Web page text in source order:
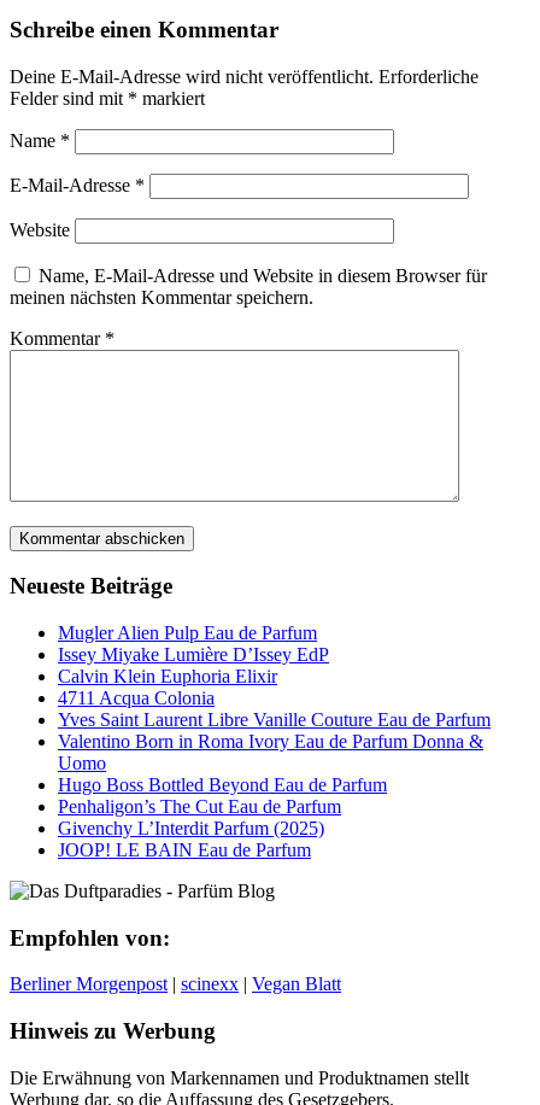
Schreibe einen Kommentar
Deine E-Mail-Adresse wird nicht veröffentlicht. Erforderliche
Felder sind mit * markiert
Name *
E-Mail-Adresse *
Website
Name, E-Mail-Adresse und Website in diesem Browser für
meinen nächsten Kommentar speichern.
Kommentar *
Neueste Beiträge
Mugler Alien Pulp Eau de Parfum
Issey Miyake Lumière D’Issey EdP
Calvin Klein Euphoria Elixir
4711 Acqua Colonia
Yves Saint Laurent Libre Vanille Couture Eau de Parfum
Valentino Born in Roma Ivory Eau de Parfum Donna &
Uomo
Hugo Boss Bottled Beyond Eau de Parfum
Penhaligon’s The Cut Eau de Parfum
Givenchy L’Interdit Parfum (2025)
JOOP! LE BAIN Eau de Parfum
Empfohlen von:
Berliner Morgenpost scinexx Vegan Blatt
Hinweis zu Werbung
Die Erwähnung von Markennamen und Produktnamen stellt
Werbung dar, so die Auffassung des Gesetzgebers.